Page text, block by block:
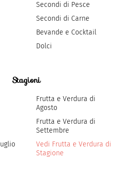
Secondi di Pesce
Secondi di Carne
Bevande e Cocktail
Dolci
Stagioni
Frutta e Verdura di
Agosto
Frutta e Verdura di
Settembre
Vedi Frutta e Verdura di
Stagione